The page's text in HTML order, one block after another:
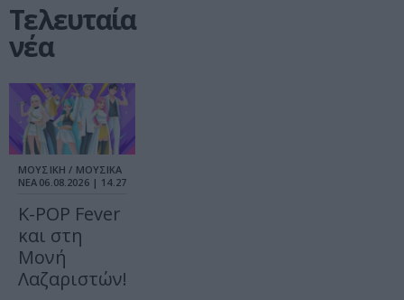
Τελευταία
νέα
ΜΟΥΣΙΚΗ / ΜΟΥΣΙΚΑ
ΝΕΑ 06.08.2026 | 14.27
K-POP Fever
και στη
Μονή
Λαζαριστών!